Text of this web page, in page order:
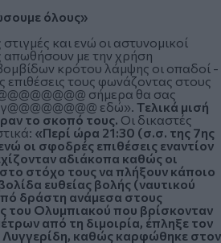
όλους»
και ενώ οι αστυνομικοί
με την χρήση
κρότου λάμψης οι οπαδοί -
επιθέσεις τους φωνάζοντας στους
σήμερα θα σας
εδώ». Τελικά μισή
το σκοπό τους. Οι δικαστές
«Περί ώρα 21:30 (σ.σ. της 7ης
οι σφοδρές επιθέσεις εναντίον
αδιάκοπα καθώς οι
στο στόχο τους να πλήξουν κάποιο
ευθείας βολής (ναυτικού
δράστη ανάμεσα στους
του Ολυμπιακού που βρίσκονταν
από τη διμοιρία, έπληξε τον
καθώς καρφώθηκε στον